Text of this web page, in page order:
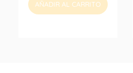
AÑADIR AL CARRITO